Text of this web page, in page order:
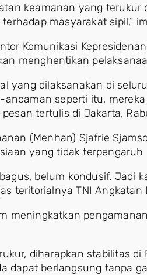
keamanan yang
masyarakat sipil,”
Komunikasi
menghentikan
yang dilaksanakan di
ancaman seperti itu,
tertulis di Jakarta,
(Menhan) Sjafrie
yang tidak terpengaruh
belum kondusif. Jadi
teritorialnya TNI Angkatan
meningkatkan
diharapkan stabilitas di
dapat berlangsung tanpa